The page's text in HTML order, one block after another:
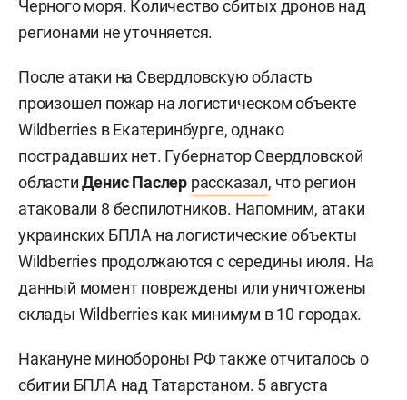
Черного моря. Количество сбитых дронов над
регионами не уточняется.
После атаки на Свердловскую область
произошел пожар на логистическом объекте
Wildberries в Екатеринбурге, однако
пострадавших нет. Губернатор Свердловской
областиДенис Паслер рассказал, что регион
атаковали 8 беспилотников. Напомним, атаки
украинских БПЛА на логистические объекты
Wildberries продолжаются с середины июля. На
данный момент повреждены или уничтожены
склады Wildberries как минимум в 10 городах.
Накануне минобороны РФ также отчиталось о
сбитии БПЛА над Татарстаном. 5 августа